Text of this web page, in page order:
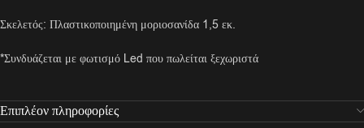
Σκελετός: Πλαστικοποιημένη μοριοσανίδα 1,5 εκ.
*Συνδυάζεται με φωτισμό Led που πωλείται ξεχωριστά
Επιπλέον πληροφορίες